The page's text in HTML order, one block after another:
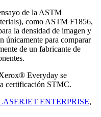
de la ASTM
como ASTM F1856,
la densidad de imagen y
únicamente para comparar
de un fabricante de
Everyday se
certificación STMC.
ENTERPRISE,